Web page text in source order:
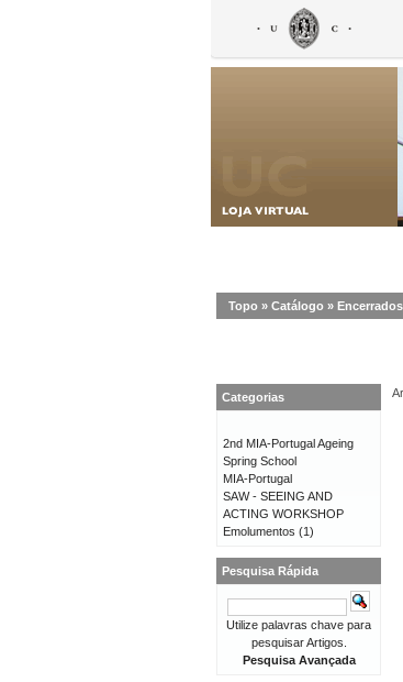
Topo » Catálogo » Encerrados
Categorias
2nd MIA-Portugal Ageing
Spring School
MIA-Portugal
SAW - SEEING AND
ACTING WORKSHOP
Emolumentos (1)
Pesquisa Rápida
Utilize palavras chave para
pesquisar Artigos.
Pesquisa Avançada